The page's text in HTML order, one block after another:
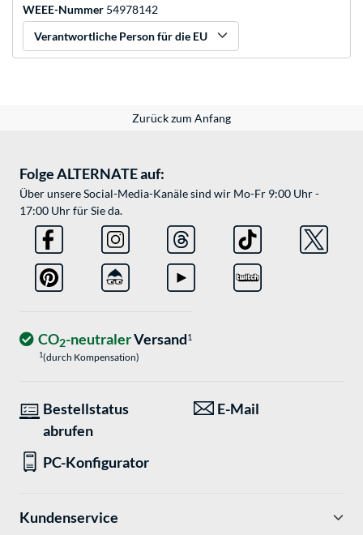
WEEE-Nummer 54978142
Verantwortliche Person für die EU
Zurück zum Anfang
Folge ALTERNATE auf:
Über unsere Social-Media-Kanäle sind wir Mo-Fr 9:00 Uhr -
17:00 Uhr für Sie da.
CO2-neutralerVersand1
1(durch Kompensation)
Bestellstatus
abrufen
E-Mail
PC-Konfigurator
Kundenservice